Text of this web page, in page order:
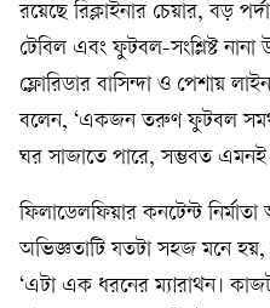
রয়েছে রিক্লাইনার চেয়ার, বড়
টেবিল এবং ফুটবল-সংশ্লিষ্ট
ফ্লোরিডার বাসিন্দা ও পেশায়
বলেন, ‘একজন তরুণ ফুটবল
ঘর সাজাতে পারে, সম্ভবত এমনই
ফিলাডেলফিয়ার কনটেন্ট নির্মাতা
অভিজ্ঞতাটি যতটা সহজ মনে হয়,
‘এটা এক ধরনের ম্যারাথন।